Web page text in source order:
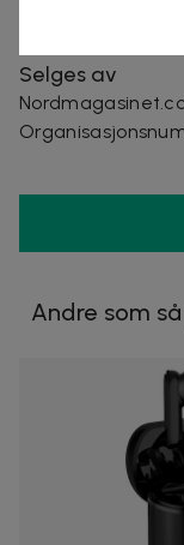
Selges av
Andre som